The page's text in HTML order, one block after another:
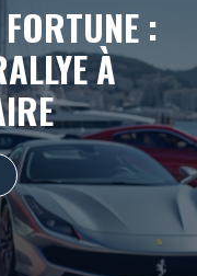
:
À